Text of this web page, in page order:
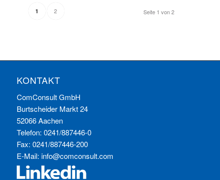
Seite 1 von 2
1 2
KONTAKT
ComConsult GmbH
Burtscheider Markt 24
52066 Aachen
Telefon: 0241/887446-0
Fax: 0241/887446-200
E-Mail: info@comconsult.com